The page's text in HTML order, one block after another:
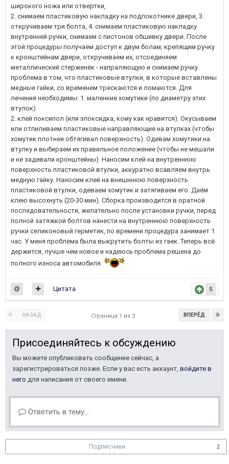
широкого ножа или отвертки,
2. снимаем пластиковую накладку на подлокотнике двери, 3.
откручиваем три болта, 4. снимаем пластиковую накладку
внутренней ручки, снимаем с пистонов обшивку двери. После
этой процедуры получаем доступ к двум болам, крепящим ручку
к кронштейнам двери, откручиваем их, отсоединяем
металлический стерженёк - напраляющую и снимаем ручку.
проблема в том, что пластиковые втулки, в которые вставлены
медные гайки, со временем трескаются и ломаются. Для
лечения необходимы: 1. маленкие хомутики (по диаметру этих
втулок)
2. клей поксипол (или эпоксидка, кому как нравится). Окусываем
или отпиливаем пластиковые направляющие на втулках (чтобы
хомутик плотнее обтягивал поверхность). Одевам хомутики на
втулку и выбираем их правильное положение (чтобы не мешали
и не задевали кронштейны). Наносим клей на внутреннюю
поверхность пластиковой втулки, аккуратно всавляем внутрь
медную гайку. Наносим клей на внешннюю поверхность
пластиковой втулки, одеваем хомутик и затягиваем его. Даём
клею высохнуть (20-30 мин). Сборка производится в оратной
последовательности, желательно после установки ручки, перед
полной затяжкой болтов нанести на внутреннюю поверхность
ручки селиконовый герметик, по времени процедура занимает 1
час. У меня проблема была выкрутить болты из гаек. Теперь всё
держится, лучше чем новое и надеюсь проблема решена до
полного износа автомобиля.
5
Цитата
НАЗАД ВПЕРЁД
Страница 1 из 3
Присоединяйтесь к обсуждению
Вы можете опубликовать сообщение сейчас, а
зарегистрироваться позже. Если у вас есть аккаунт, войдите в
него для написания от своего имени.
Ответить в тему...
Подписчики 2